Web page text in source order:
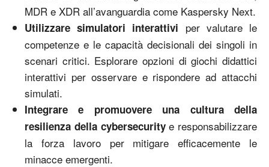
MDR e XDR all’avanguardia come Kaspersky Next.
Utilizzare simulatori interattivi per valutare le
competenze e le capacità decisionali dei singoli in
scenari critici. Esplorare opzioni di giochi didattici
interattivi per osservare e rispondere ad attacchi
simulati.
Integrare e promuovere una cultura della
resilienza della cybersecuritye responsabilizzare
la forza lavoro per mitigare efficacemente le
minacce emergenti.